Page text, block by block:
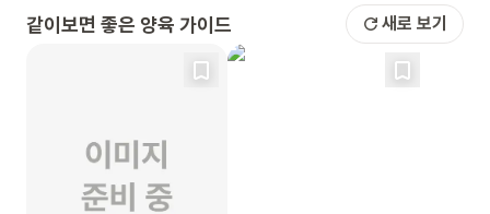
같이보면 좋은 양육 가이드 새로 보기